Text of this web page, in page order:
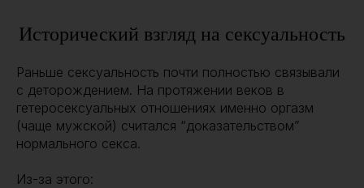
Исторический взгляд на сексуальность
Раньше сексуальность почти полностью связывали
с деторождением. На протяжении веков в
гетеросексуальных отношениях именно оргазм
(чаще мужской) считался “доказательством”
нормального секса.
Из-за этого: